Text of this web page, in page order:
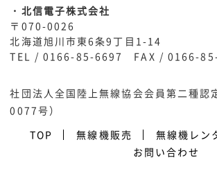
・北信電子株式会社
〒070-0026
北海道旭川市東6条9丁目1-14
TEL /0166-85-6697 FAX / 0166-
社団法人全国陸上無線協会会員第二種認
0077号）
TOP
無線機販売 無線機レン
お問い合わせ